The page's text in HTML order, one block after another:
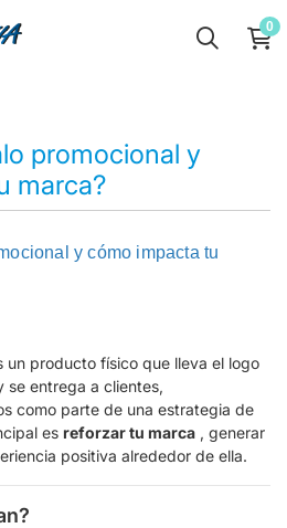
0
promocional y
marca?
y cómo impacta tu
un producto físico que lleva el logo
se entrega a clientes,
como parte de una estrategia de
es reforzar tu marca , generar
positiva alrededor de ella.